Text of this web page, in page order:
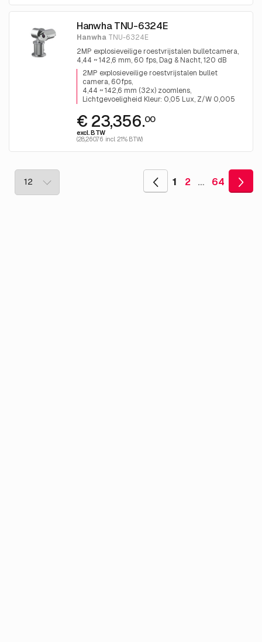
Hanwha TNU-6324E
Hanwha TNU-6324E
2MP explosieveilige roestvrijstalen bulletcamera,
4,44 ~ 142,6 mm, 60 fps, Dag & Nacht, 120 dB
WDR, H.265, met ingebouwde wisser
2MP explosieveilige roestvrijstalen bullet
camera, 60fps
4,44 ~ 142,6 mm (32x) zoomlens
Lichtgevoeligheid Kleur: 0,05 Lux, Z/W 0,005
€ 23,356.00
excl. BTW
(28,260.76 incl. 21% BTW)
1 2 … 64